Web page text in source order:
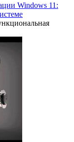
Windows 11: